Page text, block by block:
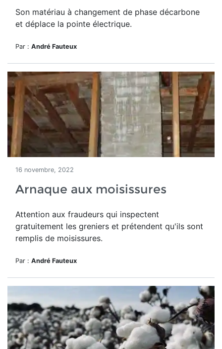
Son matériau à changement de phase décarbone
et déplace la pointe électrique.
Par : André Fauteux
16 novembre, 2022
Arnaque aux moisissures
Attention aux fraudeurs qui inspectent
gratuitement les greniers et prétendent qu'ils sont
remplis de moisissures.
Par : André Fauteux